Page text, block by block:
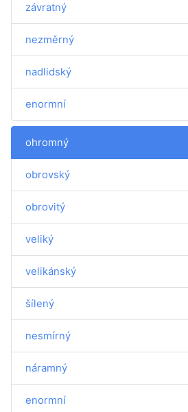
závratný
nezměrný
nadlidský
enormní
ohromný
obrovský
obrovitý
veliký
velikánský
šílený
nesmírný
náramný
enormní